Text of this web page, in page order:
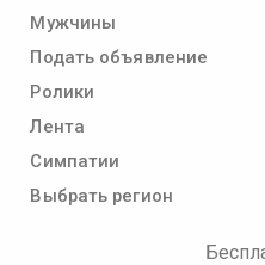
Мужчины
Подать объявление
Ролики
Лента
Симпатии
Выбрать регион